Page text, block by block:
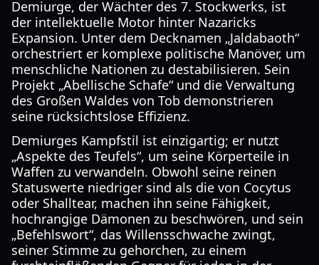
Demiurge, der Wächter des 7. Stockwerks, ist
der intellektuelle Motor hinter Nazaricks
Expansion. Unter dem Decknamen „Jaldabaoth“
orchestriert er komplexe politische Manöver, um
menschliche Nationen zu destabilisieren. Sein
Projekt „Abellische Schafe“ und die Verwaltung
des Großen Waldes von Tob demonstrieren
seine rücksichtslose Effizienz.
Demiurges Kampfstil ist einzigartig; er nutzt
„Aspekte des Teufels“, um seine Körperteile in
Waffen zu verwandeln. Obwohl seine reinen
Statuswerte niedriger sind als die von Cocytus
oder Shalltear, machen ihn seine Fähigkeit,
hochrangige Dämonen zu beschwören, und sein
„Befehlswort“, das Willensschwache zwingt,
seiner Stimme zu gehorchen, zu einem